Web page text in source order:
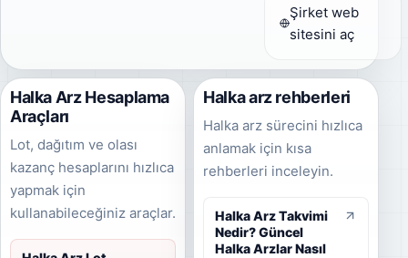
Şirket web
sitesini aç
Halka Arz Hesaplama
Araçları
Lot, dağıtım ve olası
kazanç hesaplarını hızlıca
yapmak için
kullanabileceğiniz araçlar.
Halka arz rehberleri
Halka arz sürecini hızlıca
anlamak için kısa
rehberleri inceleyin.
Halka Arz Takvimi
Nedir? Güncel
Halka Arzlar Nasıl